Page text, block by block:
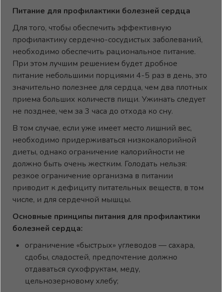
Питание для профилактики болезней сердца
Для того, чтобы обеспечить эффективную
профилактику сердечно-сосудистых заболеваний,
необходимо обеспечить рациональное питание.
При этом лучшим решением будет дробное
питание небольшими порциями 4-5 раз в день, это
значительно полезнее для сердца, чем два плотных
приема больших количеств пищи. Ужинать следует
не позднее, чем за 3 часа до отхода ко сну.
В том случае, если уже имеет место лишний вес,
необходимо придерживаться низкокалорийной
диеты, однако ограничение калорийности не
должно быть очень жестким. Голодать нельзя:
резкое ограничение организма в питании
приводит к дефициту питательных веществ, в том
числе, и для сердечной мышцы.
Основные принципы питания для профилактики
болезней сердца:
ограничение «быстрых» углеводов — сахара,
сдобы, сладостей, предпочтение должно
отдаваться сухофруктам, меду,
цельнозерновому хлебу;